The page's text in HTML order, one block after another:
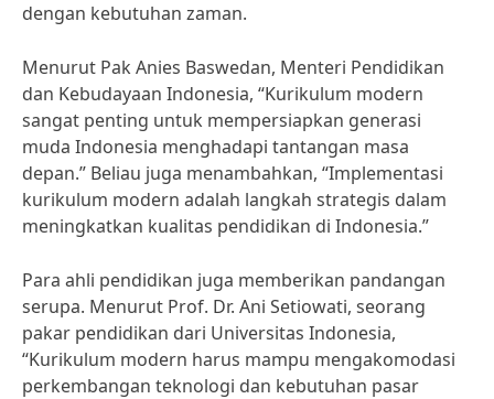
dengan kebutuhan zaman.
Menurut Pak Anies Baswedan, Menteri Pendidikan
dan Kebudayaan Indonesia, “Kurikulum modern
sangat penting untuk mempersiapkan generasi
muda Indonesia menghadapi tantangan masa
depan.” Beliau juga menambahkan, “Implementasi
kurikulum modern adalah langkah strategis dalam
meningkatkan kualitas pendidikan di Indonesia.”
Para ahli pendidikan juga memberikan pandangan
serupa. Menurut Prof. Dr. Ani Setiowati, seorang
pakar pendidikan dari Universitas Indonesia,
“Kurikulum modern harus mampu mengakomodasi
perkembangan teknologi dan kebutuhan pasar